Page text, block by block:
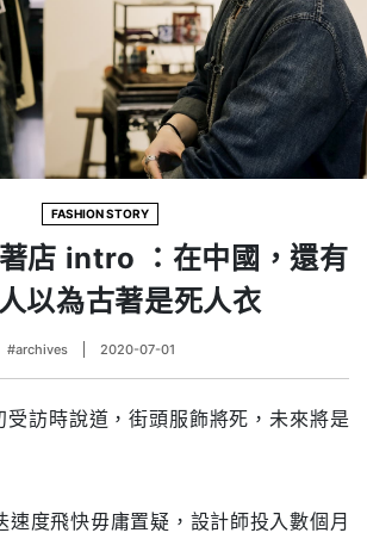
FASHION STORY
店 intro ：在中國，還有
以為古著是死人衣
#archives 2020-07-01
訪時說道，街頭服飾將死，未來將是
速度飛快毋庸置疑，設計師投入數個月